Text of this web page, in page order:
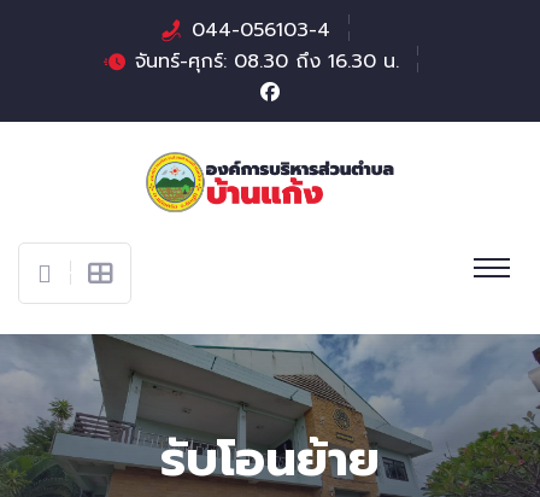
044-056103-4
จันทร์-ศุกร์: 08.30 ถึง 16.30 น.
รับโอนย้าย